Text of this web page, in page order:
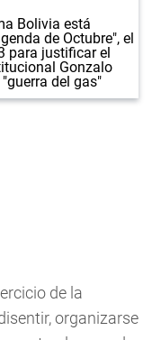
Bolivia está
de Octubre", el
para justificar el
Gonzalo
del gas"
de la
organizarse